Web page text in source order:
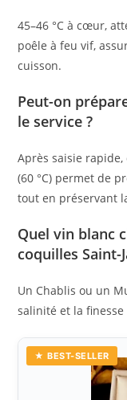
45–46 °C à cœur,
poêle à feu vif,
cuisson.
Peut-on
le service ?
Après saisie
(60 °C) permet de
tout en préservant
Quel vin blanc
coquilles Saint-
Un Chablis ou un
salinité et la
★ BEST-SELLER